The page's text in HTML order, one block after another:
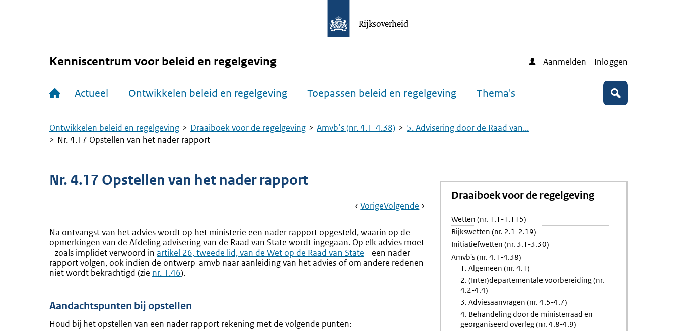
Rijksoverheid
Kenniscentrum voor beleid en regelgeving Aanmelden Inloggen
Actueel Ontwikkelen beleid en regelgeving Toepassen beleid en regelgeving Thema's Zoeken
Kruimelpad
Ontwikkelen beleid en regelgeving Draaiboek voor de regelgeving Amvb's (nr. 4.1-4.38)
5. Advisering door de Raad van...
Nr. 4.17 Opstellen van het nader rapport
Nr. 4.17 Opstellen van het nader rapport
Book
Ga
VorigePagina:
Uitbrengen
Van
Het
Advies
Ga
Volgende Pagina:
Rapport
Ontwerpen
Bekrachtigd
Na ontvangst van het advies wordt op het ministerie een nader rapport opgesteld, waarin op de
opmerkingen van de Afdeling advisering van de Raad van State wordt ingegaan. Op elk advies moet
- zoals impliciet verwoord in Externe
link:
artikel 26, tweede lid, van de Wet op de Raad van State - een nader
rapport volgen, ook indien de ontwerp-amvb naar aanleiding van het advies of om andere redenen
niet wordt bekrachtigd (zie nr. 1.46).
Aandachtspunten bij opstellen
Houd bij het opstellen van een nader rapport rekening met de volgende punten:
Draaiboek voor de regelgeving
Wetten (nr. 1.1-1.115)
Rijkswetten (nr. 2.1-2.19)
Initiatiefwetten (nr. 3.1-3.30)
Amvb's (nr. 4.1-4.38)
1. Algemeen (nr. 4.1)
2. (Inter)departementale voorbereiding (nr.
4.2-4.4)
3. Adviesaanvragen (nr. 4.5-4.7)
4. Behandeling door de ministerraad en
georganiseerd overleg (nr. 4.8-4.9)